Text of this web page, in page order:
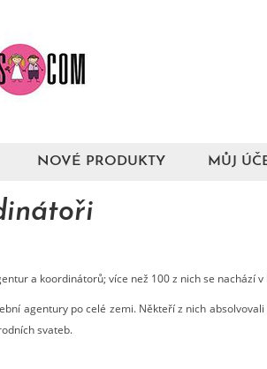
NOVÉ PRODUKTY MŮJ
a koordinátorů; více než 100 z nich se nachází v
agentury po celé zemi. Někteří z nich
svateb.